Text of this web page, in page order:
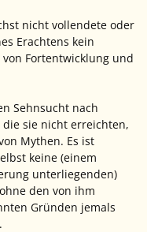
nicht vollendete oder
Erachtens kein
Fortentwicklung und
Sehnsucht nach
sie nicht erreichten,
Mythen. Es ist
keine (einem
unterliegenden)
den von ihm
Gründen jemals